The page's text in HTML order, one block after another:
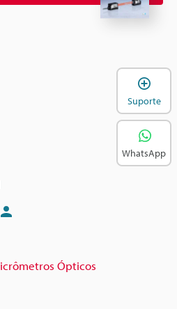
Ópticos
Suporte
WhatsApp